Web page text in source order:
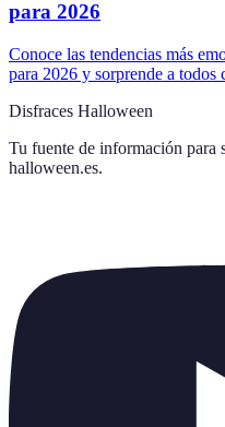
para 2026
Conoce las tendencias más
para 2026 y sorprende a
Disfraces Halloween
Tu fuente de información para
halloween.es.